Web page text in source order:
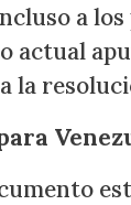
a
actual
la